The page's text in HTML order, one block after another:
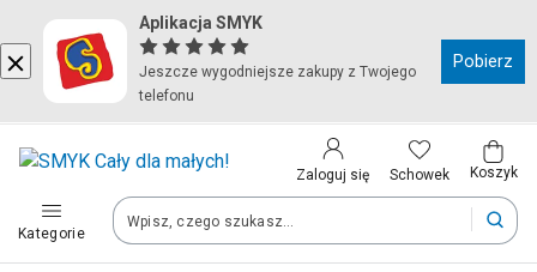
Aplikacja SMYK
Jeszcze wygodniejsze zakupy z Twojego
telefonu
Pobierz
Zaloguj się Schowek Koszyk
Kategorie
Kraj i język
Polska (Poland)
Twoje zamówienia dostarczymy na teren wybranego kraju.